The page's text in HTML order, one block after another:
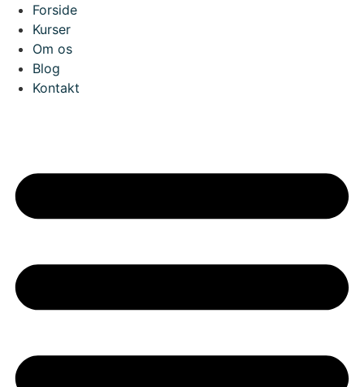
Skip
content
Forside
Kurser
Om os
Blog
Kontakt